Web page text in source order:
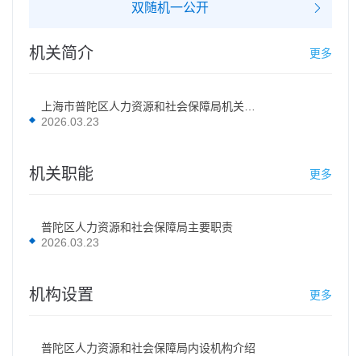
双随机一公开
机关简介 更多
2026.03.23
机关职能 更多
普陀区人力资源和社会保障局主要职责
2026.03.23
机构设置 更多
普陀区人力资源和社会保障局内设机构介绍